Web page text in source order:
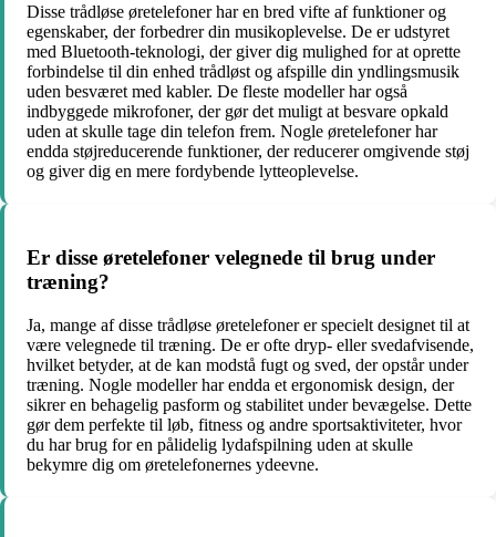
Disse trådløse øretelefoner har en bred vifte af funktioner og
egenskaber, der forbedrer din musikoplevelse. De er udstyret
med Bluetooth-teknologi, der giver dig mulighed for at oprette
forbindelse til din enhed trådløst og afspille din yndlingsmusik
uden besværet med kabler. De fleste modeller har også
indbyggede mikrofoner, der gør det muligt at besvare opkald
uden at skulle tage din telefon frem. Nogle øretelefoner har
endda støjreducerende funktioner, der reducerer omgivende støj
og giver dig en mere fordybende lytteoplevelse.
Er disse øretelefoner velegnede til brug under
træning?
Ja, mange af disse trådløse øretelefoner er specielt designet til at
være velegnede til træning. De er ofte dryp- eller svedafvisende,
hvilket betyder, at de kan modstå fugt og sved, der opstår under
træning. Nogle modeller har endda et ergonomisk design, der
sikrer en behagelig pasform og stabilitet under bevægelse. Dette
gør dem perfekte til løb, fitness og andre sportsaktiviteter, hvor
du har brug for en pålidelig lydafspilning uden at skulle
bekymre dig om øretelefonernes ydeevne.